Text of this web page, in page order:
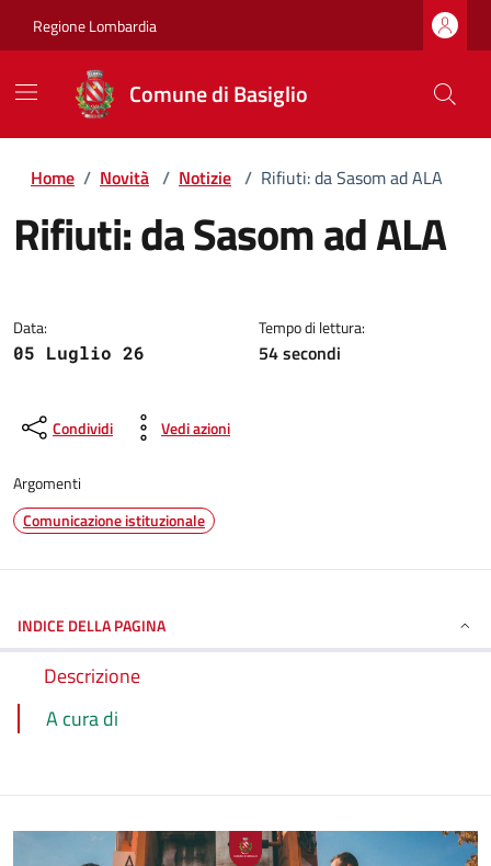
Regione Lombardia
Comune di Basiglio
Home / Novità / Notizie / Rifiuti: da Sasom ad ALA
Rifiuti: da Sasom ad ALA
Data:
05 Luglio 26
Tempo di lettura:
54 secondi
Condividi Vedi azioni
Argomenti
Comunicazione istituzionale
INDICE DELLA PAGINA
Descrizione
A cura di